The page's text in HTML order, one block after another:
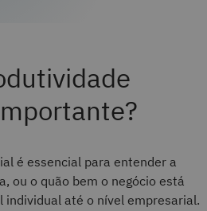
é essencial para entender a
ou o quão bem o negócio está
individual até o nível empresarial.